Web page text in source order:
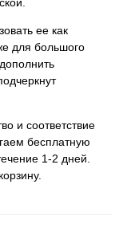
ее как
для большого
и соответствие
бесплатную
1-2 дней.